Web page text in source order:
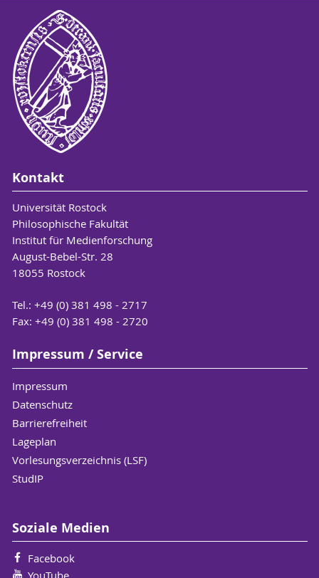
Kontakt
Universität Rostock
Philosophische Fakultät
Institut für Medienforschung
August-Bebel-Str. 28
18055 Rostock
Tel.: +49 (0) 381 498 - 2717
Fax: +49 (0) 381 498 - 2720
Impressum / Service
Impressum
Datenschutz
Barrierefreiheit
Lageplan
Vorlesungsverzeichnis (LSF)
StudIP
Soziale Medien
Facebook